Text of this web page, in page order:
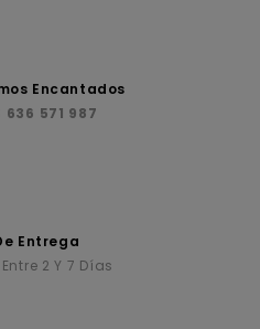
Encantados
636 571 987
Entrega
2 Y 7 Días